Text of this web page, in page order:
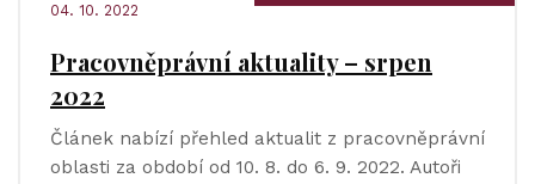
04. 10. 2022
Pracovněprávní aktuality – srpen
2022
Článek nabízí přehled aktualit z pracovněprávní
oblasti za období od 10. 8. do 6. 9. 2022. Autoři